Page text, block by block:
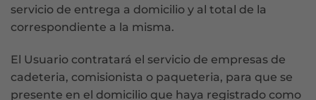
servicio de entrega a domicilio y al total de la
correspondiente a la misma.
El Usuario contratará el servicio de empresas de
cadeteria, comisionista o paqueteria, para que se
presente en el domicilio que haya registrado como